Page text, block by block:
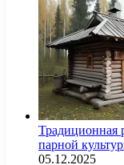
Традиционная
парной
05.12.2025